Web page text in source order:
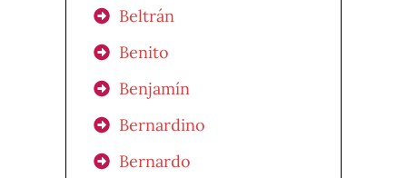
Beltrán
Benito
Benjamín
Bernardino
Bernardo